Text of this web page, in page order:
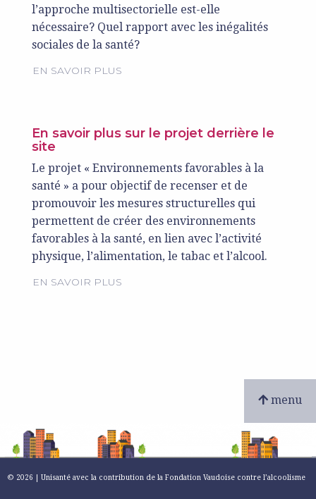
l’approche multisectorielle est-elle
nécessaire? Quel rapport avec les inégalités
sociales de la santé?
EN SAVOIR PLUS
En savoir plus sur le projet derrière le
site
Le projet « Environnements favorables à la
santé » a pour objectif de recenser et de
promouvoir les mesures structurelles qui
permettent de créer des environnements
favorables à la santé, en lien avec l’activité
physique, l’alimentation, le tabac et l’alcool.
EN SAVOIR PLUS
menu
© 2026 | Unisanté avec la contribution de la Fondation Vaudoise contre l’alcoolisme